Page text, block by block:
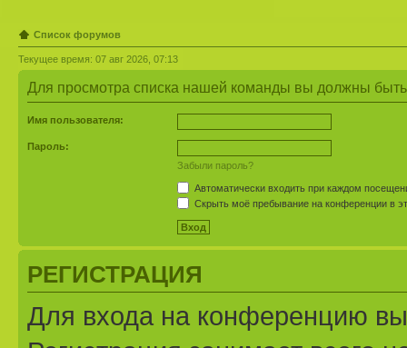
Список форумов
Текущее время: 07 авг 2026, 07:13
Для просмотра списка нашей команды вы должны
Имя пользователя:
Пароль:
Забыли пароль?
Автоматически входить при каждом
Скрыть моё пребывание на конференции в
РЕГИСТРАЦИЯ
Для входа на конференцию